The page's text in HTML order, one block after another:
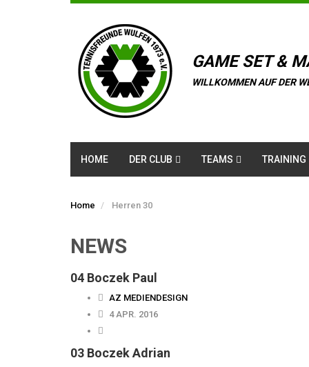
GAME SET &
WILLKOMMEN AUF DER
HOME DER CLUB TEAMS TRAINING
Home Herren 30
NEWS
04 Boczek Paul
AZ MEDIENDESIGN
4 APR. 2016
03 Boczek Adrian